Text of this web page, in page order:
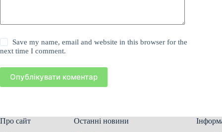
Save my name, email and website in this browser for the
next time I comment.
Опублікувати коментар
Про сайт
Останні новини